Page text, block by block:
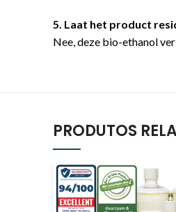
5. Laat het product
Nee, deze bio-ethanol
PRODUTOS